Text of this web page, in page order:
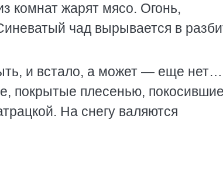
комнат жарят мясо. Огонь,
чад вырывается в
и встало, а может — еще нет…
покрытые плесенью,
На снегу валяются